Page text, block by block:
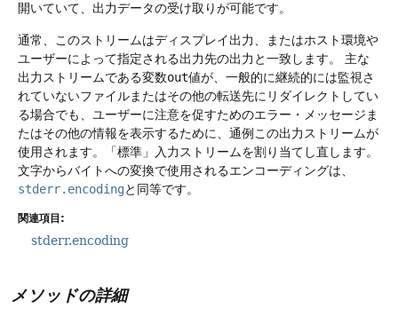
開いていて、出力データの受け取りが可能です。
通常、このストリームはディスプレイ出力、またはホスト環境や
ユーザーによって指定される出力先の出力と一致します。
主な
出力ストリームである変数out値が、一般的に継続的には監視さ
れていないファイルまたはその他の転送先にリダイレクトしてい
る場合でも、ユーザーに注意を促すためのエラー・メッセージま
たはその他の情報を表示するために、通例この出力ストリームが
使用されます。「標準」入力ストリームを割り当てし直します。
文字からバイトへの変換で使用されるエンコーディングは、
stderr.encodingと同等です。
関連項目:
stderr.encoding
メソッドの詳細